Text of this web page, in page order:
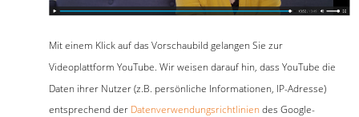
Mit einem Klick auf das Vorschaubild gelangen Sie zur
Videoplattform YouTube. Wir weisen darauf hin, dass YouTube die
Daten ihrer Nutzer (z.B. persönliche Informationen, IP-Adresse)
entsprechend der Datenverwendungsrichtlinien des Google-